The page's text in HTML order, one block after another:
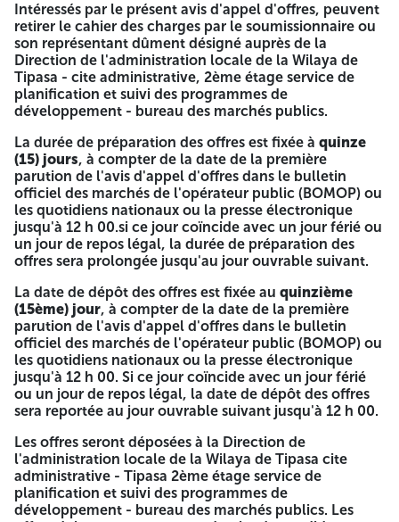
Références professionnelles (Attestations de bonne
exécution). Délivré par maitre d'ouvrage public. Les
documents relatifs aux pouvoir habilitant les personnes à
engager l'entreprise B.L'OFFRE TECHNIQUE CONTIENT :
Déclaration à Souscrire remplie, signée, cachetée et
paraphée. Mémoire technique justificatif remplie, signée,
cachetée et paraphée. Le cahier des charges portant à la
dernière page, la mention manuscrite « lu et accepté »
paraphée et remplie et signée et cachetée et nommée.
Fiche technique détaillé du matériel proposé comportant
toutes les caractéristiques techniques de chaque élément
selon la fiche technique du cahier des charges signée,
cachetée et paraphée. Engagement des délais de livraison
et de garantie et services après ventes remplie (modèle
indiqué dans le cahier des charges page 20), signée,
cachetée et paraphée. C.L'OFFRE FINANCIERE CONTIENT :
Lettre de soumission remplie, signée, cachetée et
paraphée. Bordereau des prix unitaires signé, remplie,
signé et cacheté et paraphé. Devis quantitatif et estimatif
signé, remplie, signé et cacheté et paraphé. Les offres
resteront valides pendant une période équivalente à la
durée de la préparation des offres augmentées de 90 jours
à compter de la date de l'ouverture des plis. Les
soumissionnaires sont invités à assister à la séance
d'ouverture des plis qui se fera le jour correspondant à la
date de dépôt des offres à 14h 00 au siège de la
DIRECTION DE L'ADMINISTRATION LOCALE DE TIPASA. Si
ce jour coïncide avec un jour férié ou un jour de repos
légal, l'ouverture des plis sera reportée au jour ouvrable
suivant à la même heure 14h 00. N. B : Les pièces
Intéressés par le présent avis d'appel d'offres, peuvent
retirer le cahier des charges par le soumissionnaire ou
son représentant dûment désigné auprès de la
Direction de l'administration locale de la Wilaya de
Tipasa - cite administrative, 2ème étage service de
planification et suivi des programmes de
développement - bureau des marchés publics.
La durée de préparation des offres est fixée à quinze
(15) jours, à compter de la date de la première
parution de l'avis d'appel d'offres dans le bulletin
officiel des marchés de l'opérateur public (BOMOP) ou
les quotidiens nationaux ou la presse électronique
jusqu'à 12 h 00.si ce jour coïncide avec un jour férié ou
un jour de repos légal, la durée de préparation des
offres sera prolongée jusqu'au jour ouvrable suivant.
La date de dépôt des offres est fixée au quinzième
(15ème) jour, à compter de la date de la première
parution de l'avis d'appel d'offres dans le bulletin
officiel des marchés de l'opérateur public (BOMOP) ou
les quotidiens nationaux ou la presse électronique
jusqu'à 12 h 00. Si ce jour coïncide avec un jour férié
ou un jour de repos légal, la date de dépôt des offres
sera reportée au jour ouvrable suivant jusqu'à 12 h 00.
Les offres seront déposées à la Direction de
l'administration locale de la Wilaya de Tipasa cite
administrative - Tipasa 2ème étage service de
planification et suivi des programmes de
développement - bureau des marchés publics. Les